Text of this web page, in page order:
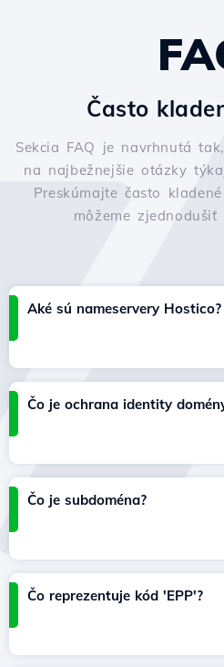
Často
Sekcia FAQ je navrhnutá
na najbežnejšie otázky
Preskúmajte často
môžeme zjednodušiť
Aké sú nameservery Hostico?
Čo je ochrana identity
Čo je subdoména?
Čo reprezentuje kód 'EPP'?